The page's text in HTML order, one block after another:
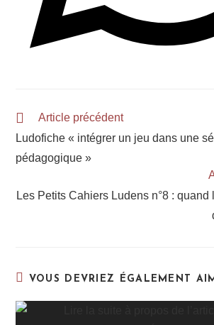
Article précédent
Ludofiche « intégrer un jeu dans une
pédagogique »
Les Petits Cahiers Ludens n°8 :
VOUS DEVRIEZ ÉGALEMENT